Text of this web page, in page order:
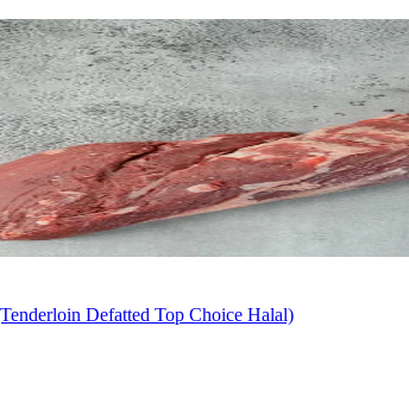
Defatted Top Choice Halal)